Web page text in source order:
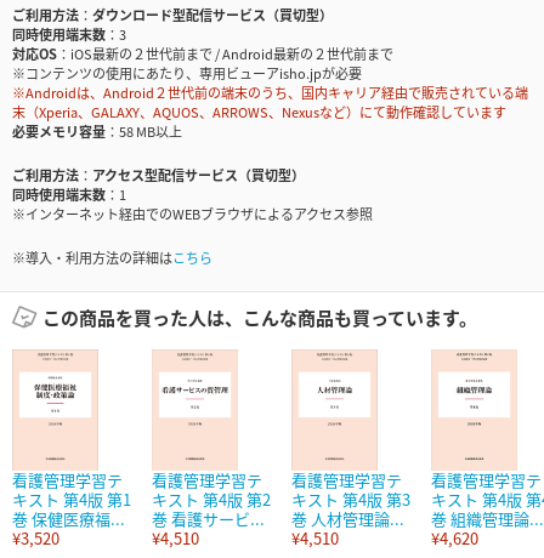
ご利用方法
ダウンロード型配信サービス（買切型）
同時使用端末数
3
対応OS
iOS最新の２世代前まで / Android最新の２世代前まで
※コンテンツの使用にあたり、専用ビューアisho.jpが必要
※Androidは、Android２世代前の端末のうち、国内キャリア経由で販売されている端
末（Xperia、GALAXY、AQUOS、ARROWS、Nexusなど）にて動作確認しています
必要メモリ容量
58 MB以上
ご利用方法
アクセス型配信サービス（買切型）
同時使用端末数
1
※インターネット経由でのWEBブラウザによるアクセス参照
※導入・利用方法の詳細はこちら
この商品を買った人は、こんな商品も買っています。
看護管理学習テ
キスト 第4版 第1
巻 保健医療福...
¥3,520
看護管理学習テ
キスト 第4版 第2
巻 看護サービ...
¥4,510
看護管理学習テ
キスト 第4版 第3
巻 人材管理論...
¥4,510
看護管理学習テ
キスト 第4版
巻 組織管理論...
¥4,620